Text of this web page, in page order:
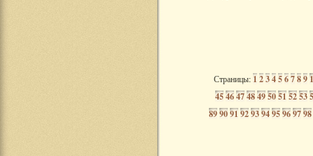
Страницы:1 23456789
454647484950515253
89909192939495969798